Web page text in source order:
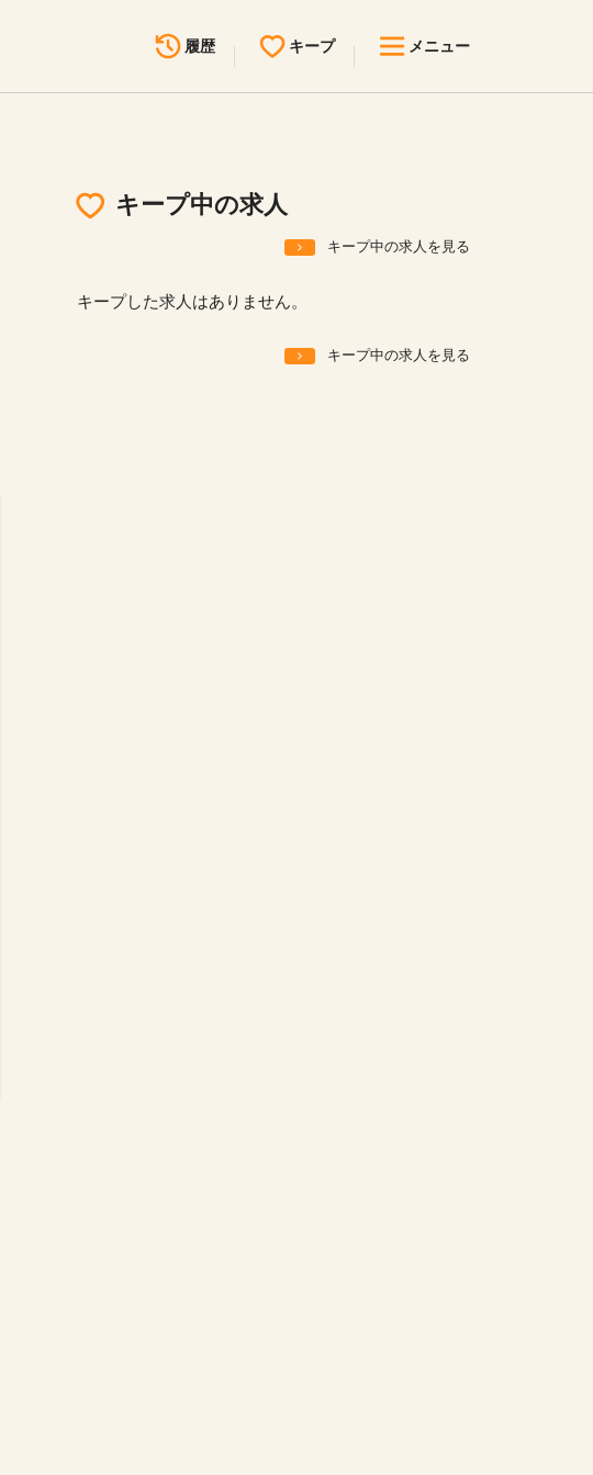
履歴 キープ メニュー
見学会・イベント情報
キープ中の求人
キープ中の求人を見る
キープした求人はありません。
キープ中の求人を見る